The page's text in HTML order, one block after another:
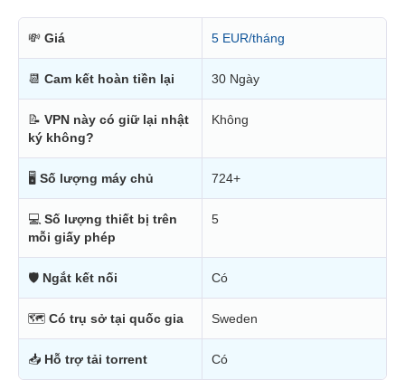
💸 Giá 5 EUR/tháng
📆 Cam kết hoàn tiền lại 30 Ngày
📝 VPN này có giữ lại nhật
ký không?
Không
🖥 Số lượng máy chủ 724+
💻 Số lượng thiết bị trên
mỗi giấy phép
5
🛡 Ngắt kết nối Có
🗺 Có trụ sở tại quốc gia Sweden
📥 Hỗ trợ tải torrent Có